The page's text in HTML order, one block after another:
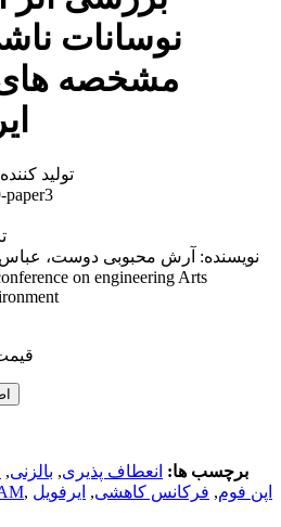
نوسانات
مشخصه های
تولید
paper3
نویسنده: آرش محبوبی دوست، عباس
on engineering Arts
برچسب ها: انعطاف پذیری, بالزنی,
, اپن فوم, فرکانس کاهشی, ایرفویل